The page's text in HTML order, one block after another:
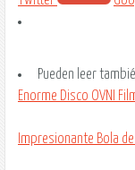
Pueden leer
Enorme Disco OVNI
Impresionante Bola